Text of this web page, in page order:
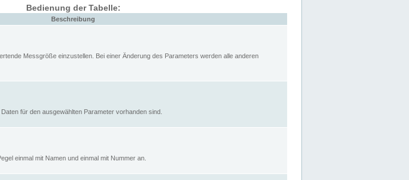
Bedienung der Tabelle:
Beschreibung
Messgröße einzustellen. Bei einer Änderung des Parameters werden alle anderen
für den ausgewählten Parameter vorhanden sind.
einmal mit Namen und einmal mit Nummer an.